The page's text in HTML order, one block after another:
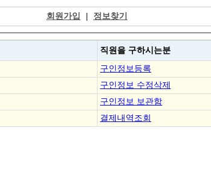
회원가입 | 정보찾기
직원을 구하시는분
구인정보등록
구인정보 수정삭제
구인정보 보관함
결제내역조회